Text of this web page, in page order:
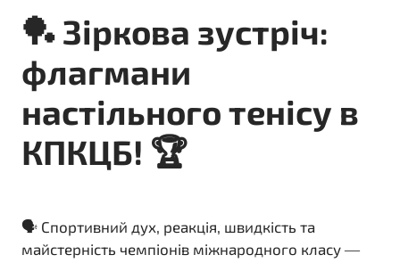
🏓 Зіркова зустріч:
флагмани
настільного тенісу в
КПКЦБ! 🏆
🗣️ Спортивний дух, реакція, швидкість та
майстерність чемпіонів міжнародного класу —